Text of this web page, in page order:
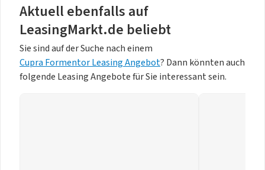
Aktuell ebenfalls auf
LeasingMarkt.de beliebt
Sie sind auf der Suche nach einem
Cupra Formentor Leasing Angebot? Dann könnten auch
folgende Leasing Angebote für Sie interessant sein.